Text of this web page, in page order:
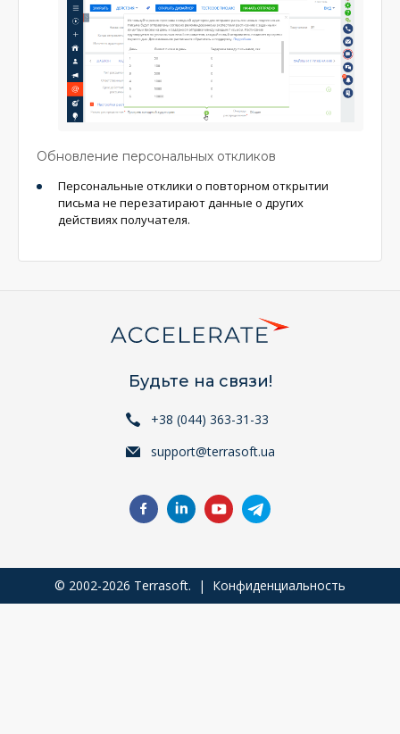
Обновление персональных откликов
Персональные отклики о повторном открытии
письма не перезатирают данные о других
действиях получателя.
Будьте на связи!
+38 (044) 363-31-33
support@terrasoft.ua
© 2002-2026 Terrasoft. | Конфиденциальность